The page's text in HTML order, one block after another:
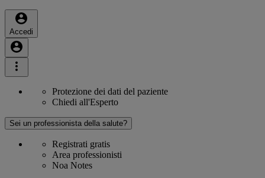
Accedi
Protezione dei dati del paziente
Chiedi all'Esperto
Sei un professionista della salute?
Registrati gratis
Area professionisti
Noa Notes